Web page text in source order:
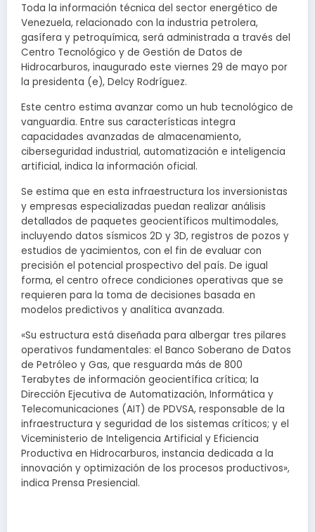
Toda la información técnica del sector energético de
Venezuela, relacionado con la industria petrolera,
gasífera y petroquímica, será administrada a través del
Centro Tecnológico y de Gestión de Datos de
Hidrocarburos, inaugurado este viernes 29 de mayo por
la presidenta (e), Delcy Rodríguez.
Este centro estima avanzar como un hub tecnológico de
vanguardia. Entre sus características integra
capacidades avanzadas de almacenamiento,
ciberseguridad industrial, automatización e inteligencia
artificial, indica la información oficial.
Se estima que en esta infraestructura los inversionistas
y empresas especializadas puedan realizar análisis
detallados de paquetes geocientíficos multimodales,
incluyendo datos sísmicos 2D y 3D, registros de pozos y
estudios de yacimientos, con el fin de evaluar con
precisión el potencial prospectivo del país. De igual
forma, el centro ofrece condiciones operativas que se
requieren para la toma de decisiones basada en
modelos predictivos y analítica avanzada.
«Su estructura está diseñada para albergar tres pilares
operativos fundamentales: el Banco Soberano de Datos
de Petróleo y Gas, que resguarda más de 800
Terabytes de información geocientífica crítica; la
Dirección Ejecutiva de Automatización, Informática y
Telecomunicaciones (AIT) de PDVSA, responsable de la
infraestructura y seguridad de los sistemas críticos; y el
Viceministerio de Inteligencia Artificial y Eficiencia
Productiva en Hidrocarburos, instancia dedicada a la
innovación y optimización de los procesos productivos»,
indica Prensa Presiencial.